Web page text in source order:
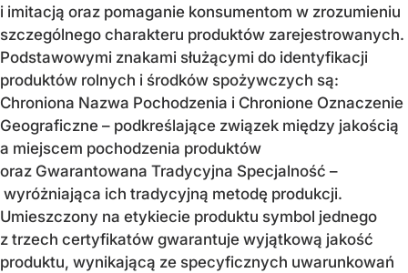
i imitacją oraz pomaganie konsumentom w zrozumieniu
szczególnego charakteru produktów zarejestrowanych.
Podstawowymi znakami służącymi do identyfikacji
produktów rolnych i środków spożywczych są:
Chroniona Nazwa Pochodzenia i Chronione Oznaczenie
Geograficzne – podkreślające związek między jakością
a miejscem pochodzenia produktów
oraz Gwarantowana Tradycyjna Specjalność –
wyróżniająca ich tradycyjną metodę produkcji.
Umieszczony na etykiecie produktu symbol jednego
z trzech certyfikatów gwarantuje wyjątkową jakość
produktu, wynikającą ze specyficznych uwarunkowań